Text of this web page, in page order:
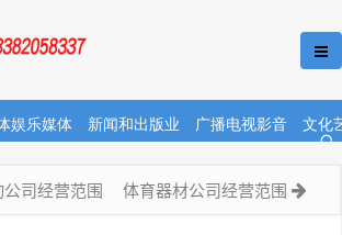
娱乐媒体 新闻和出版业 广播电视影音 文化
司经营范围 体育器材公司经营范围